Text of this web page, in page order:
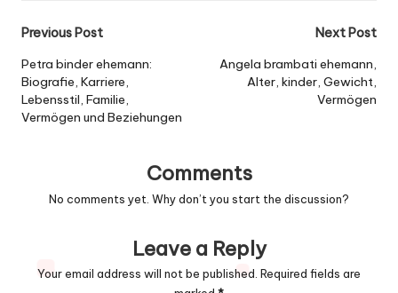
Post
navigation
Previous Post
Petra binder ehemann:
Biografie, Karriere,
Lebensstil, Familie,
Vermögen und Beziehungen​
Next Post
Angela brambati ehemann,
Alter, kinder, Gewicht,
Vermögen
Comments
No comments yet. Why don’t you start the discussion?
Leave a Reply
Your email address will not be published. Required fields are